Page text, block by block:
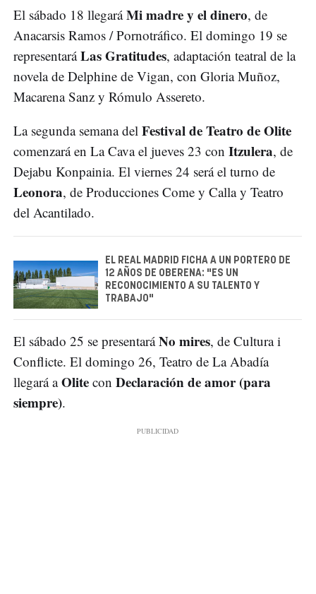
El sábado 18 llegaráMi madre y el dinero, de
Anacarsis Ramos / Pornotráfico. El domingo 19 se
representaráLas Gratitudes, adaptación teatral de la
novela de Delphine de Vigan, con Gloria Muñoz,
Macarena Sanz y Rómulo Assereto.
La segunda semana del Festival de Teatro de Olite
comenzará en La Cava el jueves 23 con Itzulera, de
Dejabu Konpainia. El viernes 24 será el turno de
Leonora, de Producciones Come y Calla y Teatro
del Acantilado.
EL REAL MADRID FICHA A UN PORTERO DE
12 AÑOS DE OBERENA: "ES UN
RECONOCIMIENTO A SU TALENTO Y
TRABAJO"
El sábado 25 se presentaráNo mires, de Cultura i
Conflicte. El domingo 26, Teatro de La Abadía
llegará aOlite con Declaración de amor (para
siempre).